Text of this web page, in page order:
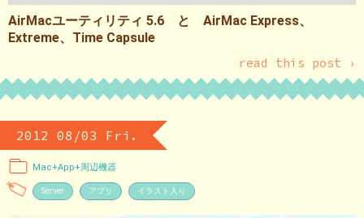
AirMacユーティリティ 5.6 と AirMac Express、
Extreme、Time Capsule
read this post ›
2012 08/03 Fri.
Mac+App+周辺機器
Server アプリ イラスト入り